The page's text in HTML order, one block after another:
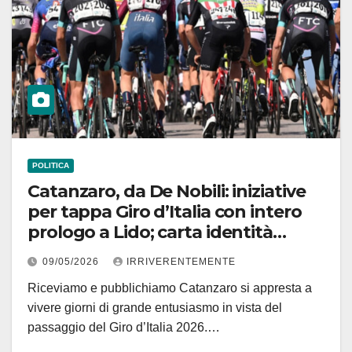
POLITICA
Catanzaro, da De Nobili: iniziative
per tappa Giro d’Italia con intero
prologo a Lido; carta identità
elettronica consegnata a… Gdi e
opera di Loreti dedicata a corsa
09/05/2026 IRRIVERENTEMENTE
Riceviamo e pubblichiamo Catanzaro si appresta a
vivere giorni di grande entusiasmo in vista del
passaggio del Giro d’Italia 2026.…